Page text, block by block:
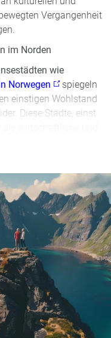
Vergangenheit
im Norden
wie
Norwegen
spiegeln
einstigen Wohlstand
Diese Städte, einst
wirtschaftliche und
und Dänemark
in der europäischen
prächtige Schlösser
in Schweden oder
die heute nicht nur
auch von der Macht
erzählen.
Island
ist ein UNESCO-
und historischen
die eurasische und
aufeinander, und es
ältesten Parlaments